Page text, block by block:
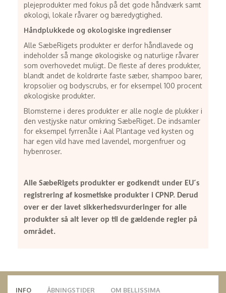
plejeprodukter med fokus på det gode håndværk samt
økologi, lokale råvarer og bæredygtighed.
Håndplukkede og økologiske ingredienser
Alle SæbeRigets produkter er derfor håndlavede og
indeholder så mange økologiske og naturlige råvarer
som overhovedet muligt. De fleste af deres produkter,
blandt andet de koldrørte faste sæber, shampoo barer,
kropsolier og bodyscrubs, er for eksempel 100 procent
økologiske produkter.
Blomsterne i deres produkter er alle nogle de plukker i
den vestjyske natur omkring SæbeRiget. De indsamler
for eksempel fyrrenåle i Aal Plantage ved kysten og
har egen vild have med lavendel, morgenfruer og
hybenroser.
Alle SæbeRigets produkter er godkendt under EU´s
registrering af kosmetiske produkter i CPNP. Derud
over er der lavet sikkerhedsvurderinger for alle
produkter så alt lever op til de gældende regler på
området.
INFO ÅBNINGSTIDER OM BELLISSIMA